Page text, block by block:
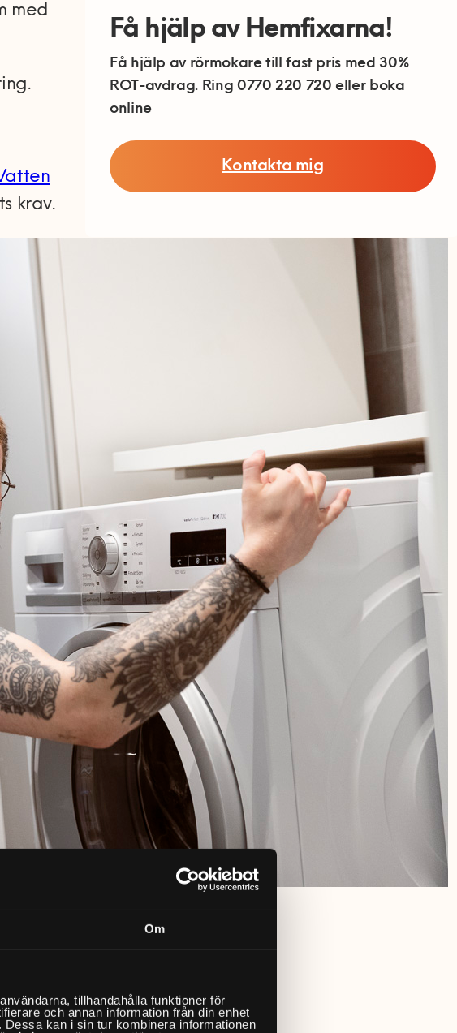
Om
tillhandahålla funktioner för
och annan information från din enhet
kan i sin tur kombinera informationen
med
krav.
Få hjälp av Hemfixarna!
Få hjälp av rörmokare till fast pris med 30%
ROT-avdrag. Ring 0770 220 720 eller boka
online
Kontakta mig